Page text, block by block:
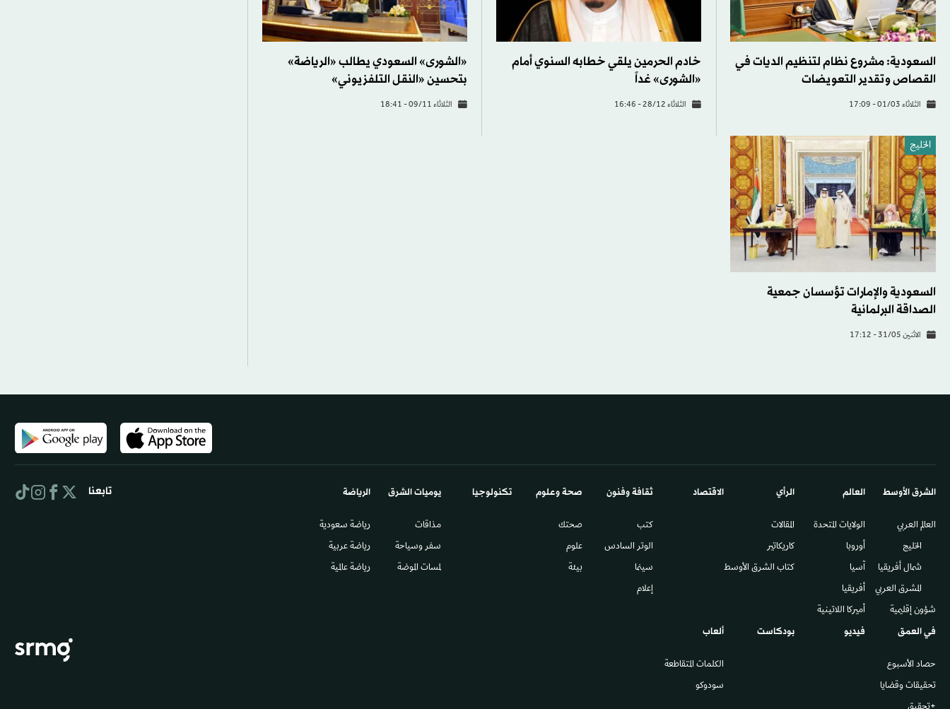
السعودية: مشروع نظام لتنظيم الديات في
القصاص وتقدير التعويضات
الثلاثاء 01/03 - 17:09
خادم الحرمين يلقي خطابه السنوي أمام
«الشورى» غداً
الثلاثاء 28/12 - 16:46
«الشورى» السعودي يطالب «الرياضة»
بتحسين «النقل التلفزيوني»
الثلاثاء 09/11 - 18:41
الخليج
السعودية والإمارات تؤسسان جمعية
الصداقة البرلمانية
الاثنين 31/05 - 17:12
الشرق الأوسط​
العالم العربي
الخليج
شمال أفريقيا
المشرق العربي
شؤون إقليمية
العالم
الولايات المتحدة
أوروبا
آسيا
أفريقيا
أميركا اللاتينية
الرأي
المقالات
كاريكاتير
كتاب الشرق الأوسط
الاقتصاد ثقافة وفنون
كتب
الوتر السادس​
سينما
إعلام
صحة وعلوم
صحتك
علوم
بيئة
تكنولوجيا يوميات الشرق​
مذاقات
سفر وسياحة
لمسات الموضة
الرياضة
رياضة سعودية
رياضة عربية
رياضة عالمية
في العمق
حصاد الأسبوع
تحقيقات وقضايا
فيديو بودكاست ألعاب
الكلمات المتقاطعة
سودوكو
تابعنا